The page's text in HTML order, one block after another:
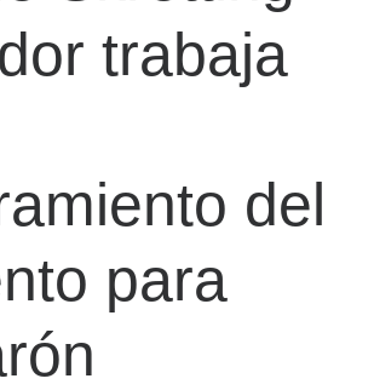
trabaja
del
para